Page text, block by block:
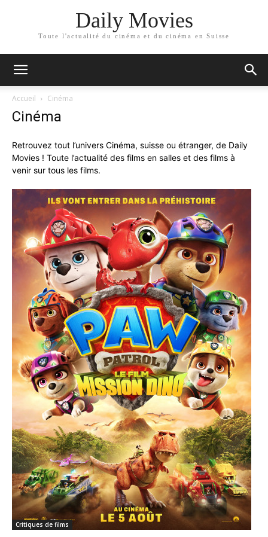
Daily Movies
Toute l'actualité du cinéma et du cinéma en Suisse
Accueil Cinéma
Cinéma
Retrouvez tout l’univers Cinéma, suisse ou étranger, de Daily
Movies ! Toute l’actualité des films en salles et des films à
venir sur tous les films.
Critiques de films